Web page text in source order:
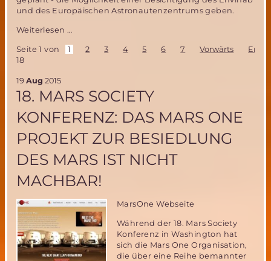
und des Europäischen Astronautenzentrums geben.
Weiterlesen …
Jahrestagung
Seite 1 von
18
1 2 3 4 5 6 7 Vorwärts Ende
19 Aug 2015
18. MARS SOCIETY
KONFERENZ: DAS MARS ONE
PROJEKT ZUR BESIEDLUNG
DES MARS IST NICHT
MACHBAR!
MarsOne Webseite
Während der 18. Mars Society
Konferenz in Washington hat
sich die Mars One Organisation,
die über eine Reihe bemannter